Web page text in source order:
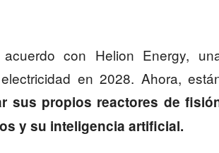
con Helion Energy,
en 2028. Ahora,
sus propios reactores de
y su inteligencia artificial.